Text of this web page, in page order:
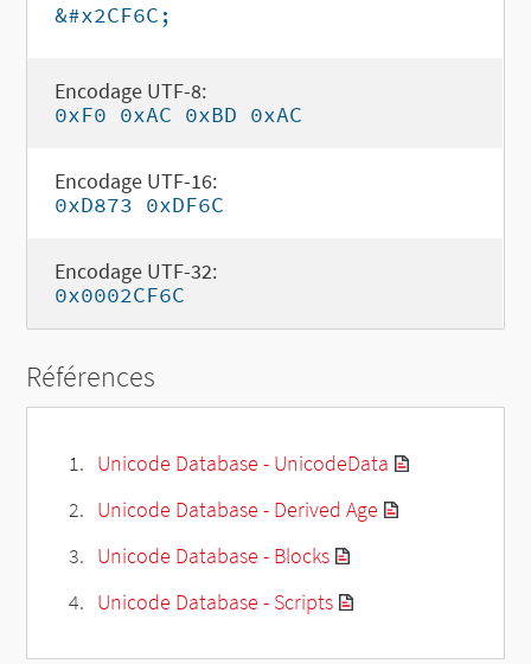
&#x2CF6C;
Encodage UTF-8:
0xF0 0xAC 0xBD 0xAC
Encodage UTF-16:
0xD873 0xDF6C
Encodage UTF-32:
0x0002CF6C
Références
Unicode Database - UnicodeData
Unicode Database - Derived Age
Unicode Database - Blocks
Unicode Database - Scripts